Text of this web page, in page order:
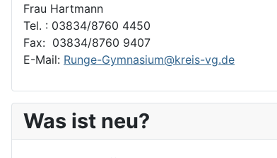
Frau Hartmann
Tel. : 03834/8760 4450
Fax: 03834/8760 9407
E-Mail: Runge-Gymnasium@kreis-vg.de
Was ist neu?